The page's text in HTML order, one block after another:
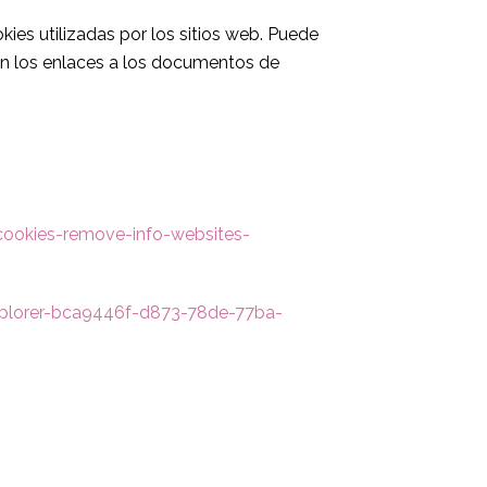
utilizadas por los sitios web. Puede
los enlaces a los documentos de
remove-info-websites-
bca9446f-d873-78de-77ba-